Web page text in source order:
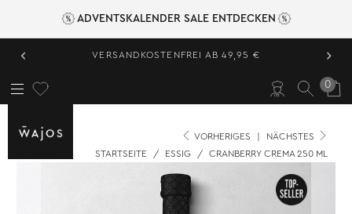
ADVENTSKALENDER SALE ENTDECKEN
‹ VERSANDKOSTENFREI AB 49,95 € ›
0
VORHERIGES
NÄCHSTES
STARTSEITE
/ ESSIG / CRANBERRY CREMA 250 ML